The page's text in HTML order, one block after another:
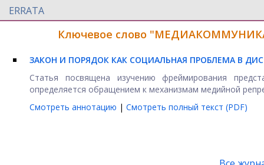
ERRATA
Ключевое слово
ЗАКОН И ПОРЯДОК КАК СОЦИАЛЬНАЯ ПРОБЛЕМА В
Статья посвящена изучению фреймирования
определяется обращением к механизмам медийной
Смотреть аннотацию | Смотреть полный текст (PDF)